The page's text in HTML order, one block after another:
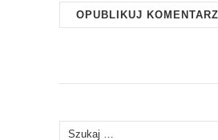
Szukaj: